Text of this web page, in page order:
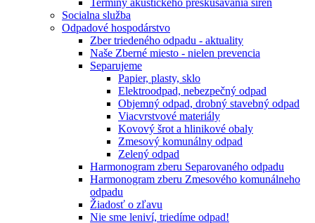
Termíny akustického preskúšavania sirén
Socialna služba
Odpadové hospodárstvo
Zber triedeného odpadu - aktuality
Naše Zberné miesto - nielen prevencia
Separujeme
Papier, plasty, sklo
Elektroodpad, nebezpečný odpad
Objemný odpad, drobný stavebný odpad
Viacvrstvové materiály
Kovový šrot a hlinikové obaly
Zmesový komunálny odpad
Zelený odpad
Harmonogram zberu Separovaného odpadu
Harmonogram zberu Zmesového komunálneho
odpadu
Žiadosť o zľavu
Nie sme leniví, triedíme odpad!